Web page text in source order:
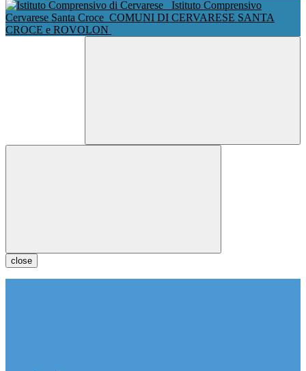
Istituto Comprensivo
Cervarese Santa Croce COMUNI DI CERVARESE SANTA
CROCE e ROVOLON
close